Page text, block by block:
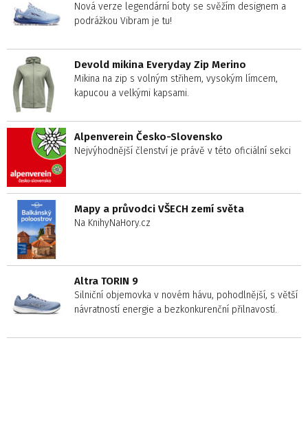
Nová verze legendární boty se svěžím designem a
podrážkou Vibram je tu!
Devold mikina Everyday Zip Merino
Mikina na zip s volným střihem, vysokým límcem,
kapucou a velkými kapsami.
Alpenverein Česko-Slovensko
Nejvýhodnější členství je právě v této oficiální sekci
Mapy a průvodci VŠECH zemí světa
Na KnihyNaHory.cz
Altra TORIN 9
Silniční objemovka v novém hávu, pohodlnější, s větší
návratností energie a bezkonkurenční přilnavostí.